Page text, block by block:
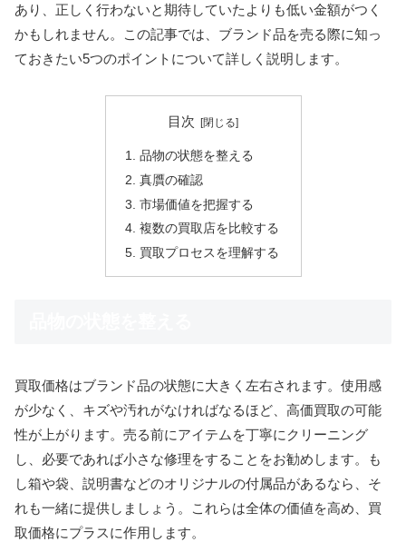
あり、正しく行わないと期待していたよりも低い金額がつく
かもしれません。この記事では、ブランド品を売る際に知っ
ておきたい5つのポイントについて詳しく説明します。
目次
品物の状態を整える
真贋の確認
市場価値を把握する
複数の買取店を比較する
買取プロセスを理解する
買取価格はブランド品の状態に大きく左右されます。使用感
が少なく、キズや汚れがなければなるほど、高価買取の可能
性が上がります。売る前にアイテムを丁寧にクリーニング
し、必要であれば小さな修理をすることをお勧めします。も
し箱や袋、説明書などのオリジナルの付属品があるなら、そ
れも一緒に提供しましょう。これらは全体の価値を高め、買
取価格にプラスに作用します。